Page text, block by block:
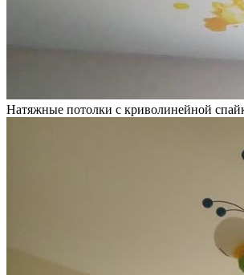
Натяжные потолки с криволинейной